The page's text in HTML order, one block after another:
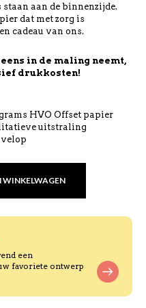
staan aan de binnenzijde.
dat met zorg is
cadeau van ons.
in de maling neemt,
drukkosten!
HVO Offset papier
uitstraling
WINKELWAGEN
een
favoriete ontwerp